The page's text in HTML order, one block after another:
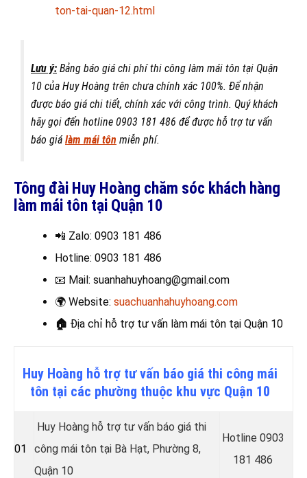
ton-tai-quan-12.html
Lưu ý: Bảng báo giá chi phí thi công làm mái tôn tại Quận
10 của Huy Hoàng trên chưa chính xác 100%. Để nhận
được báo giá chi tiết, chính xác với công trình. Quý khách
hãy gọi đến hotline 0903 181 486 để được hỗ trợ tư vấn
báo giálàm mái tôn miễn phí.
Tông đài Huy Hoàng chăm sóc khách hàng
làm mái tôn tại Quận 10
📲 Zalo: 0903 181 486
Hotline: 0903 181 486
📧 Mail: suanhahuyhoang@gmail.com
🌍 Website: suachuanhahuyhoang.com
🏠 Địa chỉ hỗ trợ tư vấn làm mái tôn tại Quận 10
Huy Hoàng hỗ trợ tư vấn báo giá thi công mái
tôn tại các phường thuộc khu vực Quận 10
01
Huy Hoàng hỗ trợ tư vấn báo giá thi
công mái tôn tại Bà Hạt, Phường 8,
Quận 10
Hotline 0903
181 486